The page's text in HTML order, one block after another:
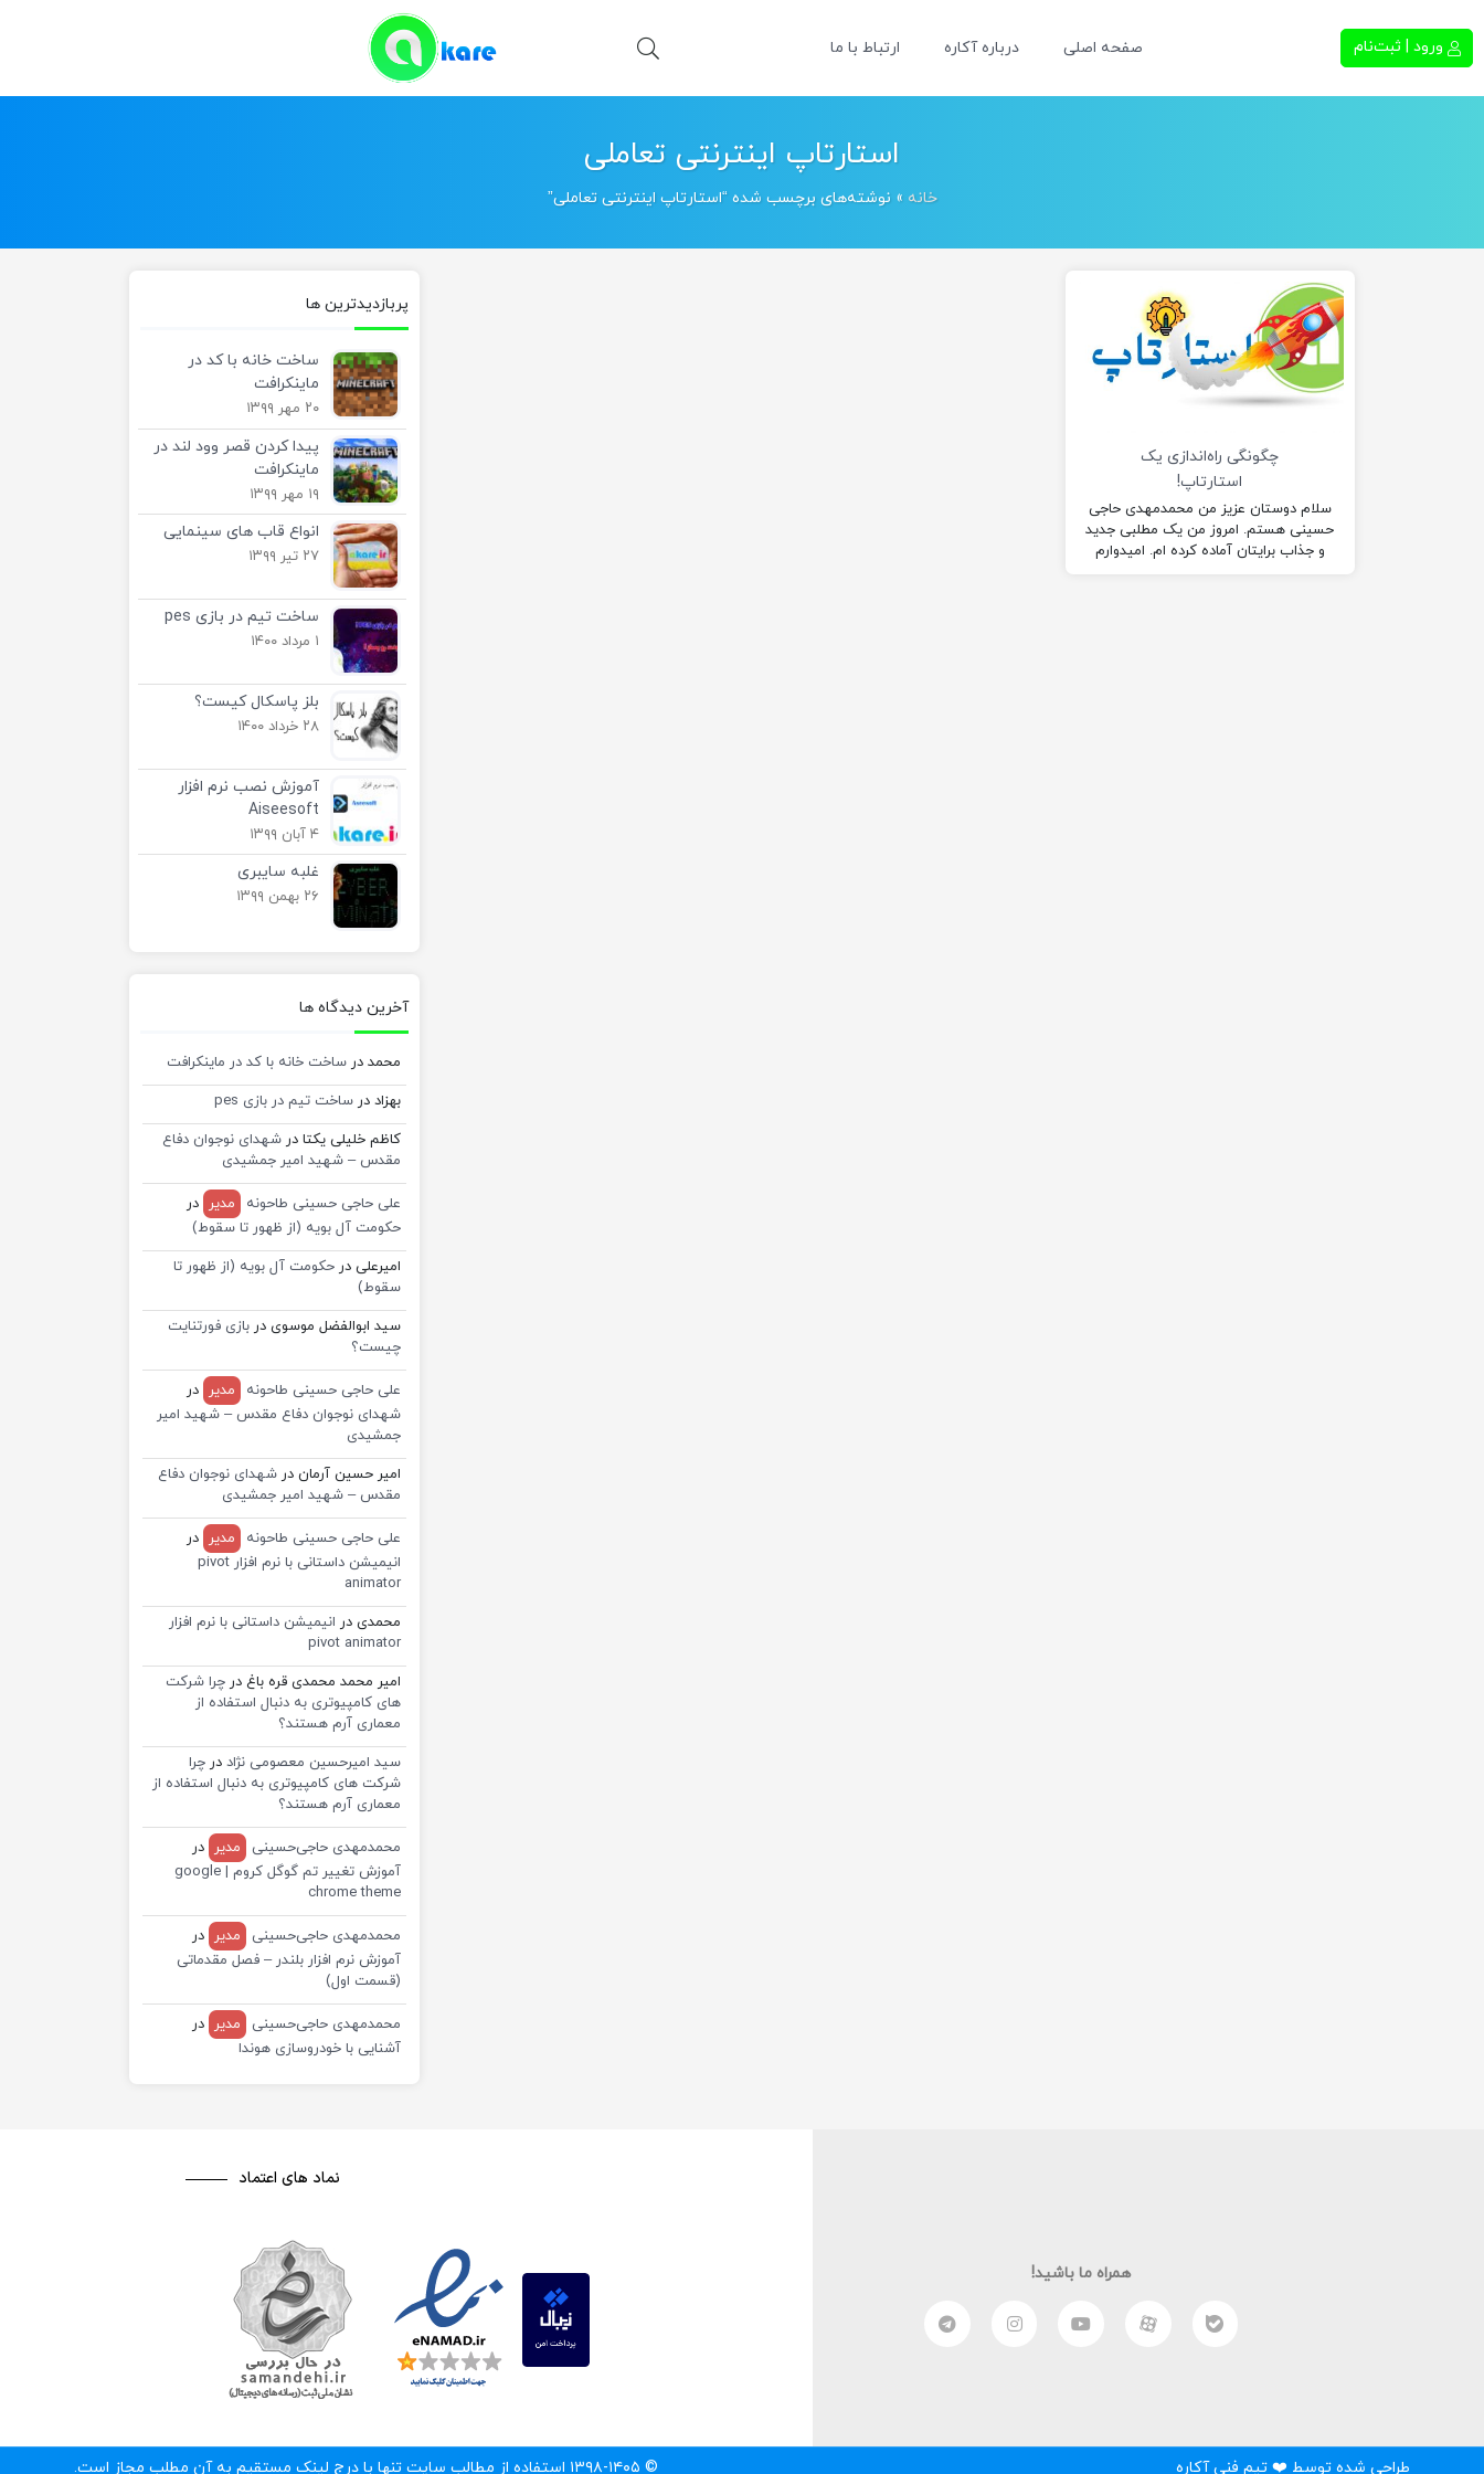
ورود | ثبت‌نام صفحه اصلی درباره آکاره ارتباط با ما
استارتاپ اینترنتی تعاملی
خانه » نوشته‌های برچسب شده “استارتاپ اینترنتی تعاملی”
چگونگی راه‌اندازی یک
استارتاپ!
سلام دوستان عزیز من محمدمهدی حاجی
حسینی هستم. امروز من یک مطلبی جدید
و جذاب برایتان آماده کرده ام. امیدوارم
پربازدیدترین ها
ساخت خانه با کد در
ماینکرافت
۲۰ مهر ۱۳۹۹
پیدا کردن قصر وود لند در
ماینکرافت
۱۹ مهر ۱۳۹۹
انواع قاب های سینمایی
۲۷ تیر ۱۳۹۹
ساخت تیم در بازی pes
۱ مرداد ۱۴۰۰
بلز پاسکال کیست؟
۲۸ خرداد ۱۴۰۰
آموزش نصب نرم افزار
Aiseesoft
۴ آبان ۱۳۹۹
غلبه سایبری
۲۶ بهمن ۱۳۹۹
آخرین دیدگاه ها
محمد درساخت خانه با کد در ماینکرافت
بهزاد درساخت تیم در بازی pes
کاظم خلیلی یکتا درشهدای نوجوان دفاع
مقدس – شهید امیر جمشیدی
علی حاجی حسینی طاحونه مدیر
در
حکومت آل بویه (از ظهور تا سقوط)
امیرعلی درحکومت آل بویه (از ظهور تا
سقوط)
سید ابوالفضل موسوی دربازی فورتنایت
چیست؟
علی حاجی حسینی طاحونه مدیر
در
شهدای نوجوان دفاع مقدس – شهید امیر
جمشیدی
امیر حسین آرمان درشهدای نوجوان دفاع
مقدس – شهید امیر جمشیدی
علی حاجی حسینی طاحونه مدیر
در
انیمیشن داستانی با نرم افزار pivot
animator
محمدی در انیمیشن داستانی با نرم افزار
pivot animator
امیر محمد محمدی قره باغ درچرا شرکت
های کامپیوتری به دنبال استفاده از
معماری آرم هستند؟
سید امیرحسین معصومی نژاد درچرا
شرکت های کامپیوتری به دنبال استفاده از
معماری آرم هستند؟
محمدمهدی حاجی‌حسینی مدیر
در
آموزش تغییر تم گوگل کروم | google
chrome theme
محمدمهدی حاجی‌حسینی مدیر
در
آموزش نرم افزار بلندر – فصل مقدماتی
(قسمت اول)
محمدمهدی حاجی‌حسینی مدیر
در
آشنایی با خودروسازی هوندا
همراه ما باشید!
نماد های اعتماد
طراحی شده توسط ❤️ تیم فنی آکاره © ۱۳۹۸-۱۴۰۵ استفاده از مطالب سایت تنها با درج لینک مستقیم به آن مطلب مجاز است.‌